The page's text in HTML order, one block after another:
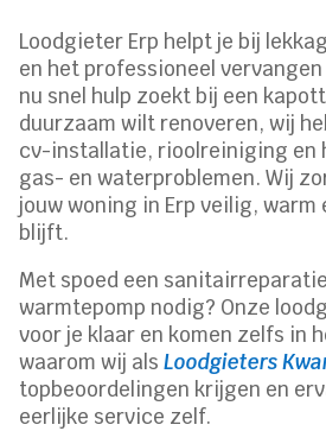
Loodgieter Erp helpt je bij
en het professioneel
nu snel hulp zoekt bij een
duurzaam wilt renoveren, wij
cv-installatie, rioolreiniging en
gas- en waterproblemen. Wij
jouw woning in Erp veilig,
blijft.
Met spoed een
warmtepomp nodig? Onze
voor je klaar en komen zelfs in
waarom wij alsLoodgieters
topbeoordelingen krijgen en
eerlijke service zelf.